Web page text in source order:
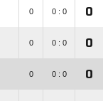
0 0 : 0 0
0 0 : 0 0
0 0 : 0 0